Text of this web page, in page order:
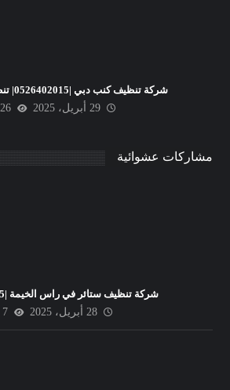
شركة تنظيف كنب دبي |0526402015| تنظيف المجالس
29 أبريل، 2025
26
مشاركات عشوائية
شركة تنظيف ستائر في راس الخيمة |0526402015
28 أبريل، 2025
7